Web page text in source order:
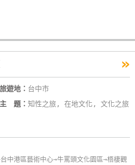
»
旅遊地： 台中市
主 題： 知性之旅, 在地文化, 文化之旅
中港區藝術中心→牛罵頭文化園區→梧棲觀